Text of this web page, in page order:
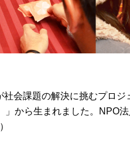
社会課題の解決に挑むプロ
から生まれました。
NPO
）